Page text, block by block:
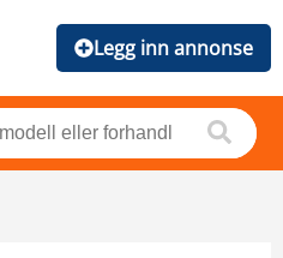
Legg inn annonse